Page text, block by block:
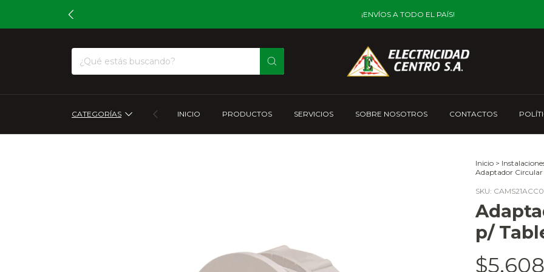
¡ENVÍOS A TODO EL PAÍS!
CATEGORÍAS INICIO PRODUCTOS SERVICIOS SOBRE NOSOTROS CONTACTOS
Inicio >
Adaptador Circular
SKU:
p/